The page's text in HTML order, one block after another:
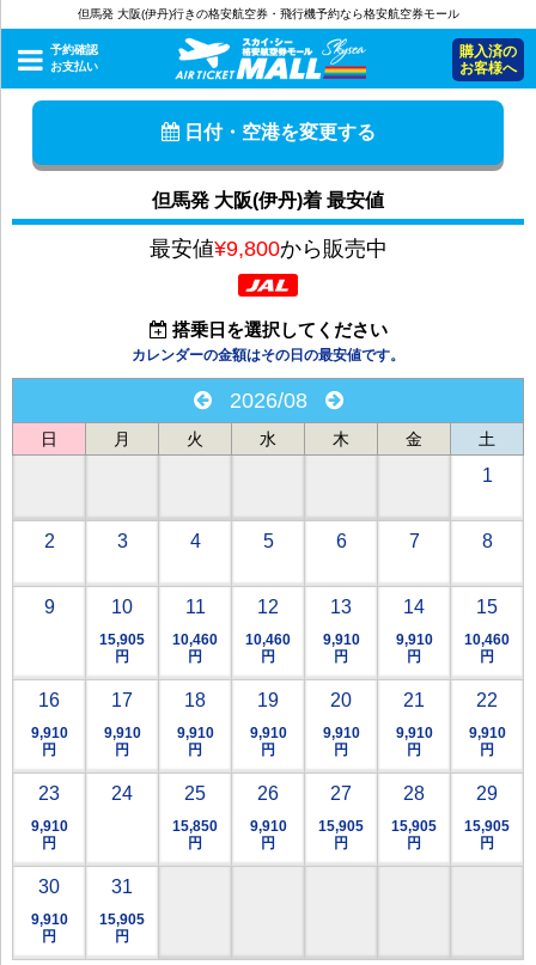
但馬発 大阪(伊丹)行きの格安航空券・飛行機予約なら格安航空券モール
予約確認
お支払い
購入済の
お客様へ
日付・空港を変更する
但馬発 大阪(伊丹)着 最安値
最安値¥9,800から販売中
搭乗日を選択してください
カレンダーの金額はその日の最安値です。
2026/08
日 月 火 水 木 金 土
1
2 3 4 5 6 7 8
9 10
15,905
円
11
10,460
円
12
10,460
円
13
9,910
円
14
9,910
円
15
10,460
円
16
9,910
円
17
9,910
円
18
9,910
円
19
9,910
円
20
9,910
円
21
9,910
円
22
9,910
円
23
9,910
円
24 25
15,850
円
26
9,910
円
27
15,905
円
28
15,905
円
29
15,905
円
30
9,910
円
31
15,905
円